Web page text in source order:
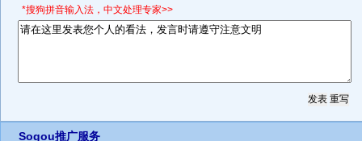
*搜狗拼音输入法，中文处理专家>>
Sogou推广服务